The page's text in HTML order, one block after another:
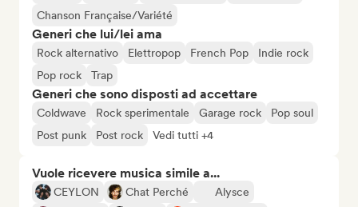
Chanson Française/Variété
Generi che lui/lei ama
Rock alternativo Elettropop French Pop
Indie rock
Pop rock
Trap
Generi che sono disposti ad accettare
Coldwave Rock sperimentale Garage rock
Pop soul
Post punk
Post rock Vedi tutti +4
Vuole ricevere musica simile a...
CEYLON Chat Perché
Alysce